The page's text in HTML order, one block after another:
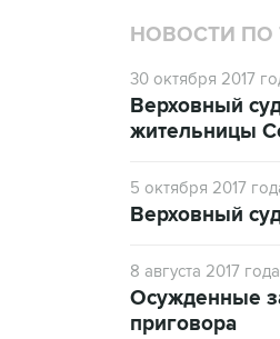
НОВОСТИ ПО
30 октября 2017
Верховный
жительницы
5 октября 2017
Верховный
8 августа 2017
Осужденные
приговора